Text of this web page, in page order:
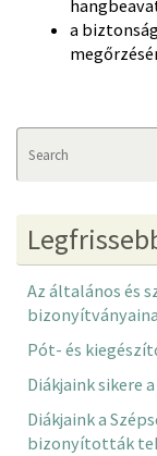
a
Az általános és
Pót- és
Diákjaink sikere
Diákjaink a
bizonyították